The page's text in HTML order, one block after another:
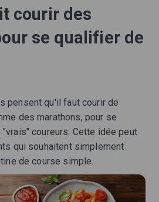
courir des
se qualifier de
pensent qu'il faut courir de
des marathons, pour se
coureurs. Cette idée peut
qui souhaitent simplement
de course simple.